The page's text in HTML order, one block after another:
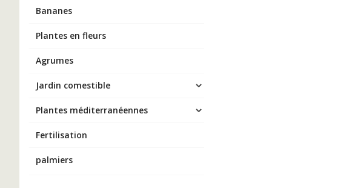
Bananes
Plantes en fleurs
Agrumes
Jardin comestible
Plantes méditerranéennes
Fertilisation
palmiers